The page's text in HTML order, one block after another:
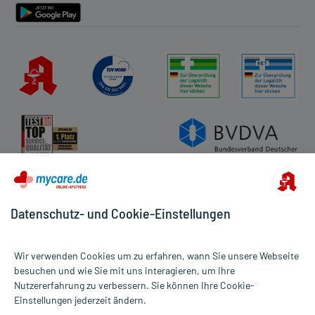
Alle Preise gelten inkl. MwSt., ggf. zzgl. Versandkosten
Informationen auf dieser Website werden ausschließlich für
Datenschutz- und Cookie-Einstellungen
Wir verwenden Cookies um zu erfahren, wann Sie unsere Webseite
besuchen und wie Sie mit uns interagieren, um Ihre
Nutzererfahrung zu verbessern. Sie können Ihre Cookie-
Einstellungen jederzeit ändern.